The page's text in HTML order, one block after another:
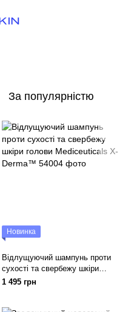
За популярністю
Новинка
Відлущуючий шампунь проти
сухості та свербежу шкіри
голови Mediceuticals X-
1 495 грн